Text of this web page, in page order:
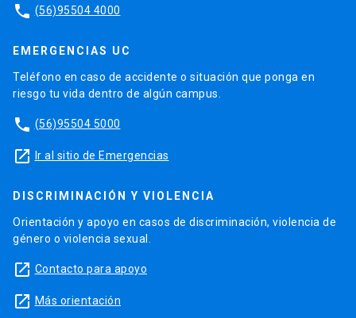
phone (56)95504 4000
EMERGENCIAS UC
Teléfono en caso de accidente o situación que ponga en
riesgo tu vida dentro de algún campus.
phone (56)95504 5000
launch Ir al sitio de Emergencias
DISCRIMINACIÓN Y VIOLENCIA
Orientación y apoyo en casos de discriminación, violencia de
género o violencia sexual.
launch Contacto para apoyo
launch Más orientación